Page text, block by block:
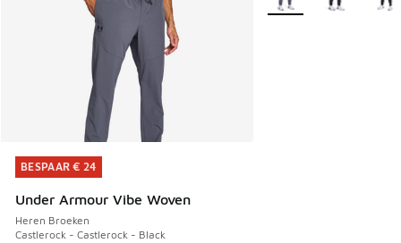
BESPAAR € 24
Under Armour Vibe Woven
Heren Broeken
Castlerock - Castlerock - Black
BESPAAR € 24